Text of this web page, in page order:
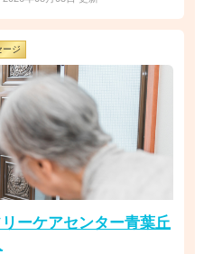
ージ
ーケアセンター青葉丘